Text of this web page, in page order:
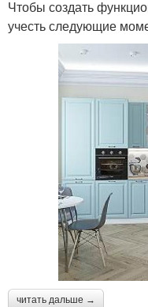
Чтобы создать
учесть следующие
читать дальше →